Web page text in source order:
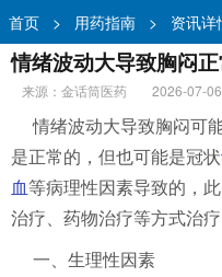
首页 > 用药指南 > 资讯详
情绪波动大导致胸闷
来源：金话筒医药
2026-07-
情绪波动大导致胸闷可
是正常的，但也可能是冠状
血 等病理性因素导致的，
治疗、药物治疗等方式治疗
一、生理性因素